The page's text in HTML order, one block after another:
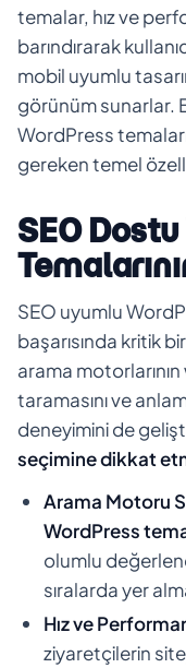
temalar, hız ve
barındırarak
mobil uyumlu
görünüm sunarlar.
WordPress
gereken temel
SEO
SEO uyumlu
başarısında kritik
arama
taramasını ve
deneyimini de
seçimine dikkat
Arama Motoru
WordPress
olumlu
sıralarda yer
Hız ve
ziyaretçilerin